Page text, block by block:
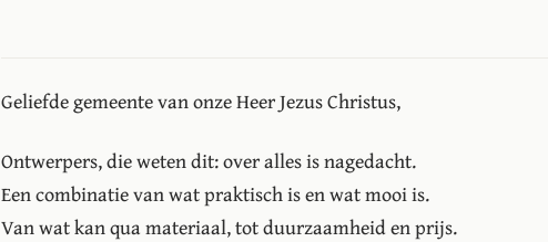
Geliefde gemeente van onze Heer Jezus Christus,
Ontwerpers, die weten dit: over alles is nagedacht.
Een combinatie van wat praktisch is en wat mooi is.
Van wat kan qua materiaal, tot duurzaamheid en prijs.